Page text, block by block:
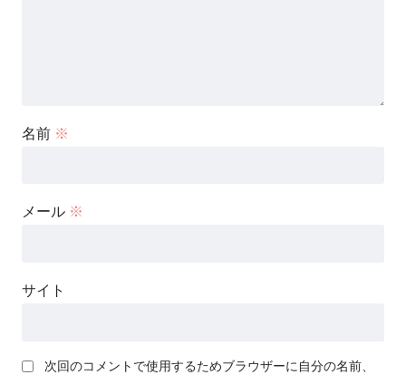
名前 ※
メール ※
サイト
次回のコメントで使用するためブラウザーに自分の名前、